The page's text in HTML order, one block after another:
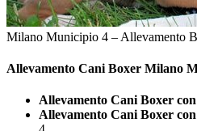
Milano Municipio 4 – Allevamento
Allevamento Cani Boxer Milano
Allevamento Cani Boxer
Allevamento Cani Boxer